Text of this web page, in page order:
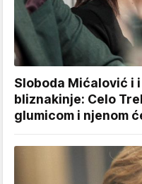
Sloboda Mićalović i
bliznakinje: Celo
glumicom i njenom